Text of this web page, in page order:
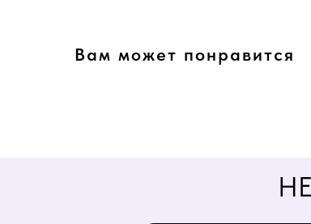
Вам может понравится